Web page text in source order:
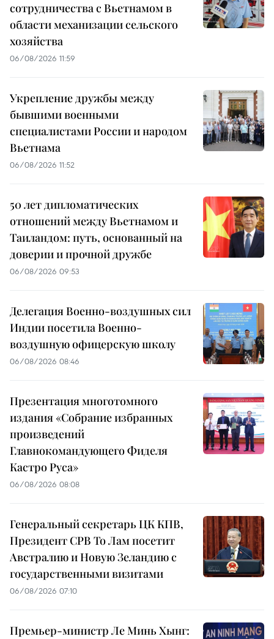
сотрудничества с Вьетнамом в
области механизации сельского
хозяйства
06/08/2026 11:59
Укрепление дружбы между
бывшими военными
специалистами России и народом
Вьетнама
06/08/2026 11:52
50 лет дипломатических
отношений между Вьетнамом и
Таиландом: путь, основанный на
доверии и прочной дружбе
06/08/2026 09:53
Делегация Военно-воздушных сил
Индии посетила Военно-
воздушную офицерскую школу
06/08/2026 08:46
Презентация многотомного
издания «Собрание избранных
произведений
Главнокомандующего Фиделя
Кастро Руса»
06/08/2026 08:08
Генеральный секретарь ЦК КПВ,
Президент СРВ То Лам посетит
Австралию и Новую Зеландию с
государственными визитами
06/08/2026 07:10
Премьер-министр Ле Минь Хынг: